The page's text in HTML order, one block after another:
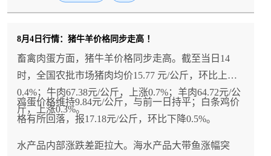
8月4日行情：猪牛羊价格同步走高 ！
畜禽肉蛋方面，猪牛羊价格同步走高。截至当日14
时，全国农批市场猪肉均价15.77 元/公斤，环比上涨
0.4%；牛肉67.38元/公斤，上涨0.7%；羊肉64.72元/公
斤，上涨0.3%。
鸡蛋价格维持9.84元/公斤，与前一日持平；白条鸡价
格有所回落，报17.18元/公斤，环比下降0.5%。
水产品内部涨跌差距拉大。海水产品大带鱼涨幅突